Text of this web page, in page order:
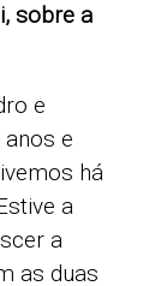
sobre a
e
e
há
a
a
as duas